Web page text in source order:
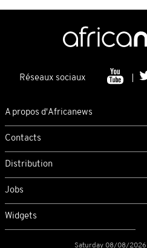
Réseaux sociaux
A propos d'Africanews
Contacts
Distribution
Jobs
Widgets
Saturday 08/08/2026